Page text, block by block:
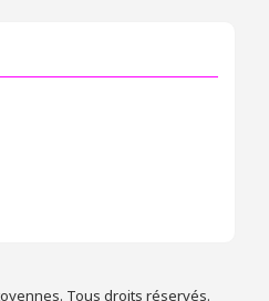
Tous droits réservés.